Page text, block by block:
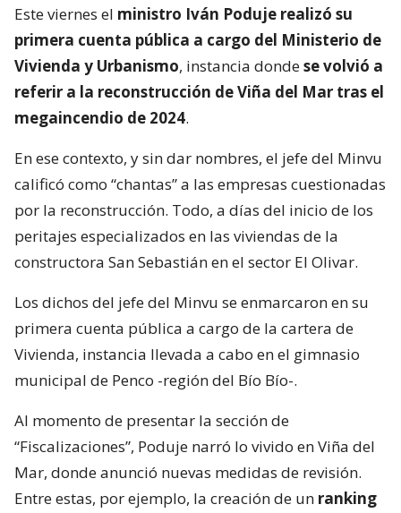
Este viernes el ministro Iván Poduje realizó su
primera cuenta pública a cargo del Ministerio de
Vivienda y Urbanismo, instancia dondese volvió a
referir a la reconstrucción de Viña del Mar tras el
megaincendio de 2024.
En ese contexto, y sin dar nombres, el jefe del Minvu
calificó como “chantas” a las empresas cuestionadas
por la reconstrucción. Todo, a días del inicio de los
peritajes especializados en las viviendas de la
constructora San Sebastián en el sector El Olivar.
Los dichos del jefe del Minvu se enmarcaron en su
primera cuenta pública a cargo de la cartera de
Vivienda, instancia llevada a cabo en el gimnasio
municipal de Penco -región del Bío Bío-.
Al momento de presentar la sección de
“Fiscalizaciones”, Poduje narró lo vivido en Viña del
Mar, donde anunció nuevas medidas de revisión.
Entre estas, por ejemplo, la creación de un ranking